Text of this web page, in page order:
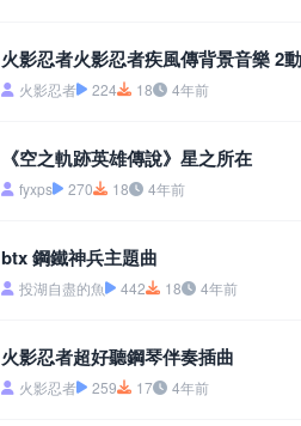
火影忍者火影忍者疾風傳背景音樂 2
火影忍者 224 18 4年前
《空之軌跡英雄傳說》星之所在
fyxps 270 18 4年前
btx 鋼鐵神兵主題曲
投湖自盡的魚 442 18 4年前
火影忍者超好聽鋼琴伴奏插曲
火影忍者 259 17 4年前